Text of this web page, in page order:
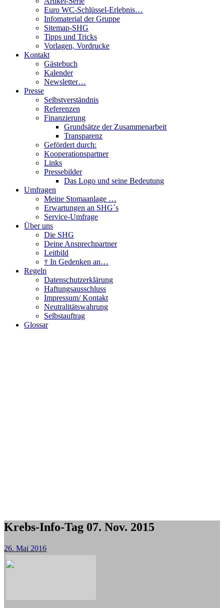
Euro WC-Schlüssel-Erlebnis…
Infomaterial der Gruppe
Sitemap-SHG
Tipps und Tricks
Vorlagen, Vordrucke
Kontakt
Gästebuch
Kalender
Newsletter…
Presse
Selbstverständnis
Referenzen
Finanzierung
Grundsätze der Zusammenarbeit
Transparenz
Gefördert durch:
Kooperationspartner
Links
Pressebilder
Das Logo und seine Bedeutung
Umfragen
Meine Stomaanlage …
Erwartungen an SHG´s
Service-Umfrage
Über uns
Die SHG
Deine Ansprechpartner
Leitbild
† In Gedenken an…
Regeln
Datenschutzerklärung
Haftungsausschluss
Impressum/ Kontakt
Neutralitätswahrung
Selbstauftrag
Glossar
Krebs-Info-Tag 07. Nov. 2015
26. Mai 2016